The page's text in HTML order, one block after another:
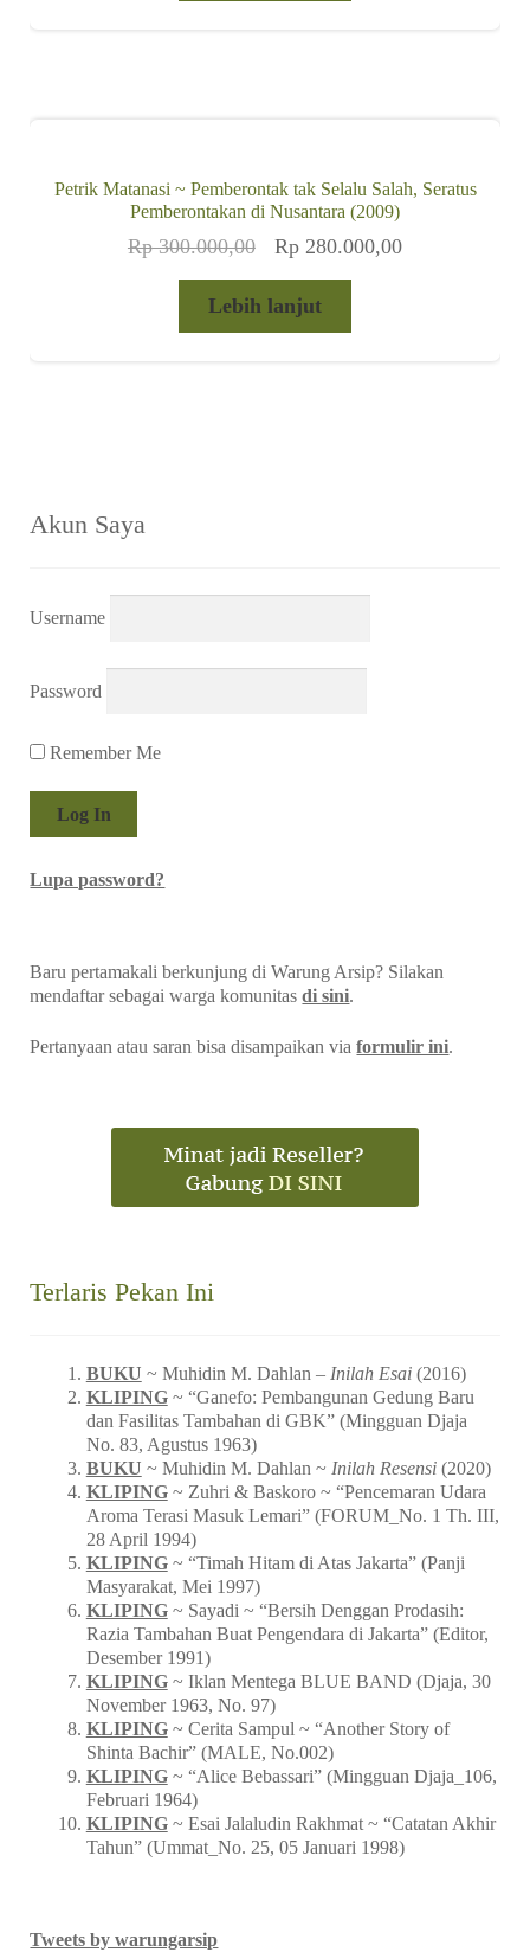
Petrik Matanasi ~ Pemberontak tak Selalu Salah, Seratus
Pemberontakan di Nusantara (2009)
Rp300.000,00
Harga
adalah:
Rp 280.000,00Harga
Lebih lanjut
Akun Saya
Username
Password
Remember Me
Lupa password?
Baru pertamakali berkunjung di Warung Arsip? Silakan
mendaftar sebagai warga komunitasdi sini.
Pertanyaan atau saran bisa disampaikan viaformulir ini.
Terlaris Pekan Ini
BUKU ~ Muhidin M. Dahlan – Inilah Esai(2016)
KLIPING~ “Ganefo: Pembangunan Gedung Baru
dan Fasilitas Tambahan di GBK” (Mingguan Djaja
No. 83, Agustus 1963)
BUKU ~ Muhidin M. Dahlan ~ Inilah Resensi(2020)
KLIPING~ Zuhri & Baskoro ~ “Pencemaran Udara
Aroma Terasi Masuk Lemari” (FORUM_No. 1 Th. III,
28 April 1994)
KLIPING~ “Timah Hitam di Atas Jakarta” (Panji
Masyarakat, Mei 1997)
KLIPING~ Sayadi ~ “Bersih Denggan Prodasih:
Razia Tambahan Buat Pengendara di Jakarta” (Editor,
Desember 1991)
KLIPING~ Iklan Mentega BLUE BAND (Djaja, 30
November 1963, No. 97)
KLIPING~ Cerita Sampul ~ “Another Story of
Shinta Bachir” (MALE, No.002)
KLIPING~ “Alice Bebassari” (Mingguan Djaja_106,
Februari 1964)
KLIPING~ Esai Jalaludin Rakhmat ~ “Catatan Akhir
Tahun” (Ummat_No. 25, 05 Januari 1998)
Tweets by warungarsip